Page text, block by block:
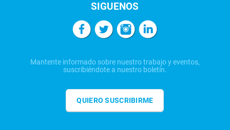
SIGUENOS
Mantente informado sobre nuestro trabajo y eventos,
suscribiéndote a nuestro boletín.
QUIERO SUSCRIBIRME